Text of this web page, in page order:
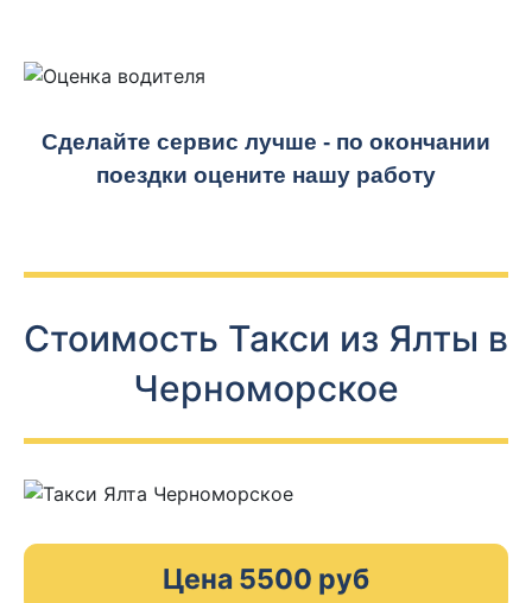
Сделайте сервис лучше - по окончании
поездки оцените нашу работу
Стоимость Такси из Ялты в
Черноморское
Цена 5500 руб